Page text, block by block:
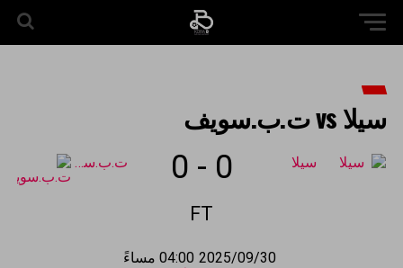
سيلا vs ت.ب.سويف
سيلا 0
-
0
FT
ت.ب.سويف
2025/09/30 04:00 مساءً